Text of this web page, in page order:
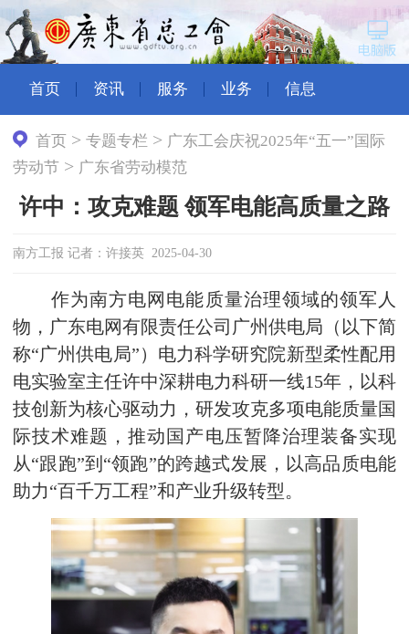
首页 资讯 服务 业务 信息
首页 >专题专栏 > 广东工会庆祝2025年“五一”国际
劳动节 > 广东省劳动模范
许中：攻克难题 领军电能高质量之路
南方工报 记者：许接英 2025-04-30
作为南方电网电能质量治理领域的领军人
物，广东电网有限责任公司广州供电局（以下简
称“广州供电局”）电力科学研究院新型柔性配用
电实验室主任许中深耕电力科研一线15年，以科
技创新为核心驱动力，研发攻克多项电能质量国
际技术难题，推动国产电压暂降治理装备实现
从“跟跑”到“领跑”的跨越式发展，以高品质电能
助力“百千万工程”和产业升级转型。